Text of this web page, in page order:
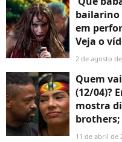
bailarino
em
Veja o
2 de agosto
Quem
(12/04)?
mostra
brothers;
11 de abril de